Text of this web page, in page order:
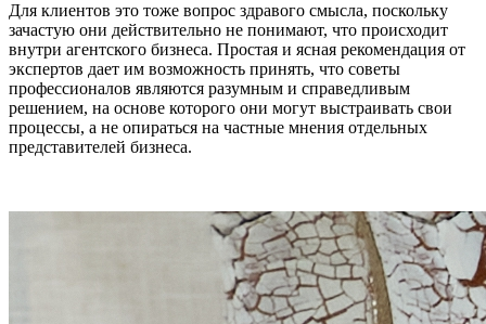
Для клиентов это тоже вопрос здравого смысла, поскольку
зачастую они действительно не понимают, что происходит
внутри агентского бизнеса. Простая и ясная рекомендация от
экспертов дает им возможность принять, что советы
профессионалов являются разумным и справедливым
решением, на основе которого они могут выстраивать свои
процессы, а не опираться на частные мнения отдельных
представителей бизнеса.